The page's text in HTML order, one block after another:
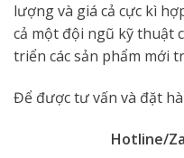
lượng và giá cả cực kì
cả một đội ngũ kỹ thuật
triển các sản phẩm mới
Để được tư vấn và đặt
Hotline/